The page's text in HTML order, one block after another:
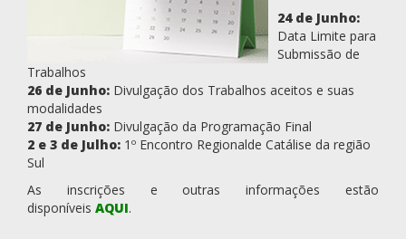
24 de Junho:
Data Limite para
Submissão de
Trabalhos
26 de Junho: Divulgação dos Trabalhos aceitos e suas
modalidades
27 de Junho: Divulgação da Programação Final
2 e 3 de Julho: 1º Encontro Regionalde Catálise da região
Sul
As inscrições e outras informações estão
disponíveis AQUI.